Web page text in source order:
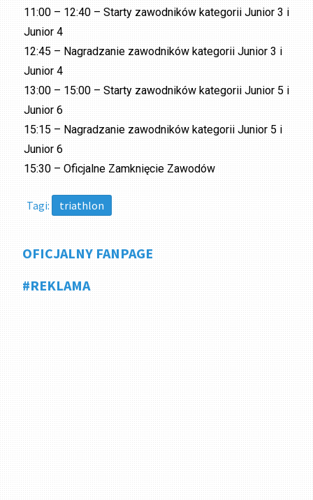
11:00 – 12:40 – Starty zawodników kategorii Junior 3 i
Junior 4
12:45 – Nagradzanie zawodników kategorii Junior 3 i
Junior 4
13:00 – 15:00 – Starty zawodników kategorii Junior 5 i
Junior 6
15:15 – Nagradzanie zawodników kategorii Junior 5 i
Junior 6
15:30 – Oficjalne Zamknięcie Zawodów
Tagi: triathlon
OFICJALNY FANPAGE
#REKLAMA